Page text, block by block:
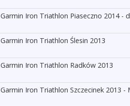
Garmin Iron Triathlon Piaseczno 2014 -
Garmin Iron Triathlon Ślesin 2013
Garmin Iron Triathlon Radków 2013
Garmin Iron Triathlon Szczecinek 2013